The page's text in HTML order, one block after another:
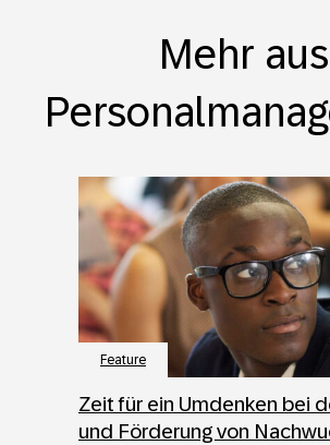
Mehr aus
Feature
Zeit für ein Umdenken bei
und Förderung von